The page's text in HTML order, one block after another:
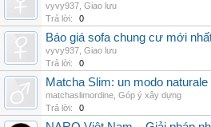
vyvy937 Giao lưu
Trả lời:
0
Báo giá sofa chung cư mới
vyvy937 Giao lưu
Trả lời:
0
Matcha Slim: un modo
matchaslimordine Góp ý xây dựng
Trả lời:
0